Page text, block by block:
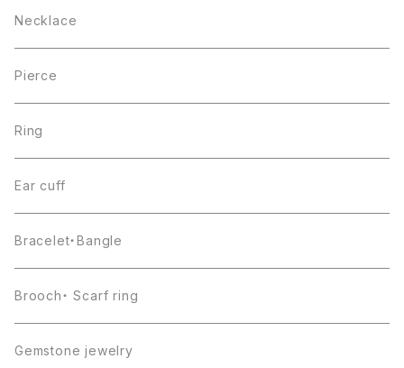
Necklace
Pierce
Ring
Ear cuff
Bracelet・Bangle
Brooch・ Scarf ring
Gemstone jewelry